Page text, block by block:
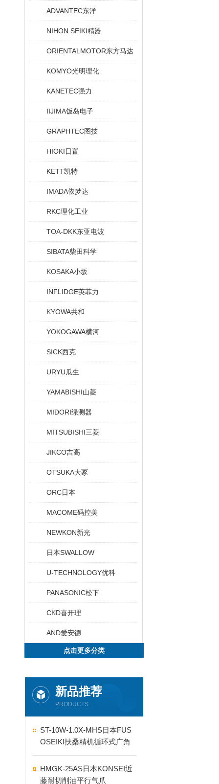
ADVANTEC东洋
NIHON SEIKI精器
ORIENTALMOTOR东方马达
KOMYO光明理化
KANETEC强力
IIJIMA饭岛电子
GRAPHTEC图技
HIOKI日置
KETT凯特
IMADA依梦达
RKC理化工业
TOA-DKK东亚电波
SIBATA柴田科学
KOSAKA小坂
INFLIDGE英菲力
KYOWA共和
YOKOGAWA横河
SICK西克
URYU瓜生
YAMABISHI山菱
MIDORI绿测器
MITSUBISHI三菱
JIKCO吉高
OTSUKA大冢
ORC日本
MACOME码控美
NEWKON新光
日本SWALLOW
U-TECHNOLOGY优科
PANASONIC松下
CKD喜开理
AND爱安德
点击更多分类
新品推荐
PRODUCTS
ST-10W-1.0X-MHS日本FUS
OSEIKI扶桑精机循环式广角
自动喷嘴
HMGK-25AS日本KONSEI近
藤耐切削油平行气爪